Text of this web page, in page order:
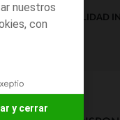
nuestros
con
y cerrar
DISPONIBILIDAD